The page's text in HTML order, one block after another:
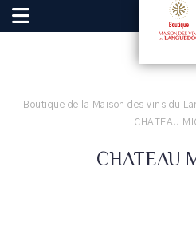
Boutique de la Maison des vins du
CHATEAU
CHATEAU